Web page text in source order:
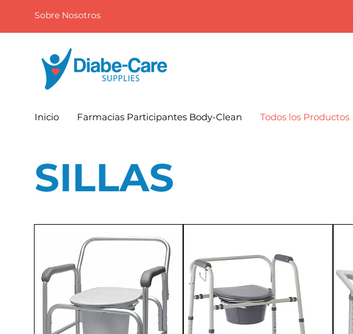
Sobre Nosotros
Inicio Farmacias Participantes Body-Clean Todos los Productos
SILLAS